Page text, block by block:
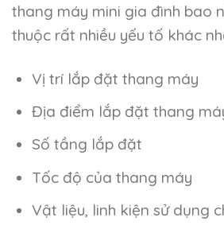
thang máy mini gia đình bao
thuộc rất nhiều yếu tố khác
Vị trí lắp đặt thang máy
Địa điểm lắp đặt thang
Số tầng lắp đặt
Tốc độ của thang máy
Vật liệu, linh kiện sử dụng